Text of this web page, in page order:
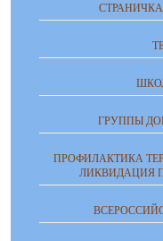
ГРУППЫ
ПРОФИЛАКТИКА
ЛИКВИДАЦИЯ